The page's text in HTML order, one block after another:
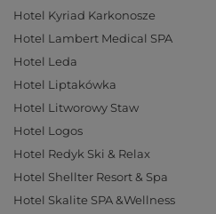
Hotel Kyriad Karkonosze
Hotel Lambert Medical SPA
Hotel Leda
Hotel Liptakówka
Hotel Litworowy Staw
Hotel Logos
Hotel Redyk Ski & Relax
Hotel Shellter Resort & Spa
Hotel Skalite SPA &Wellness